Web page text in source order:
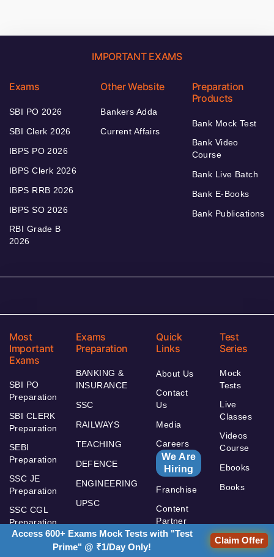
IMPORTANT EXAMS
Exams
SBI PO 2026
SBI Clerk 2026
IBPS PO 2026
IBPS Clerk 2026
IBPS RRB 2026
IBPS SO 2026
RBI Grade B
2026
Other Website
Bankers Adda
Current Affairs
Preparation
Products
Bank Mock Test
Bank Video
Course
Bank Live Batch
Bank E-Books
Bank Publications
Most
Important
Exams
SBI PO
Preparation
SBI CLERK
Preparation
SEBI
Preparation
SSC JE
Preparation
SSC CGL
Preparation
Exams
Preparation
BANKING &
INSURANCE
SSC
RAILWAYS
TEACHING
DEFENCE
ENGINEERING
UPSC
Quick
Links
About Us
Contact
Us
Media
Careers
We Are
Hiring
Franchise
Content
Partner
Test
Series
Mock
Tests
Live
Classes
Videos
Course
Ebooks
Books
Access 600+ Exams Mock Tests with "Test
Prime" @ ₹1/Day Only!
Claim Offer